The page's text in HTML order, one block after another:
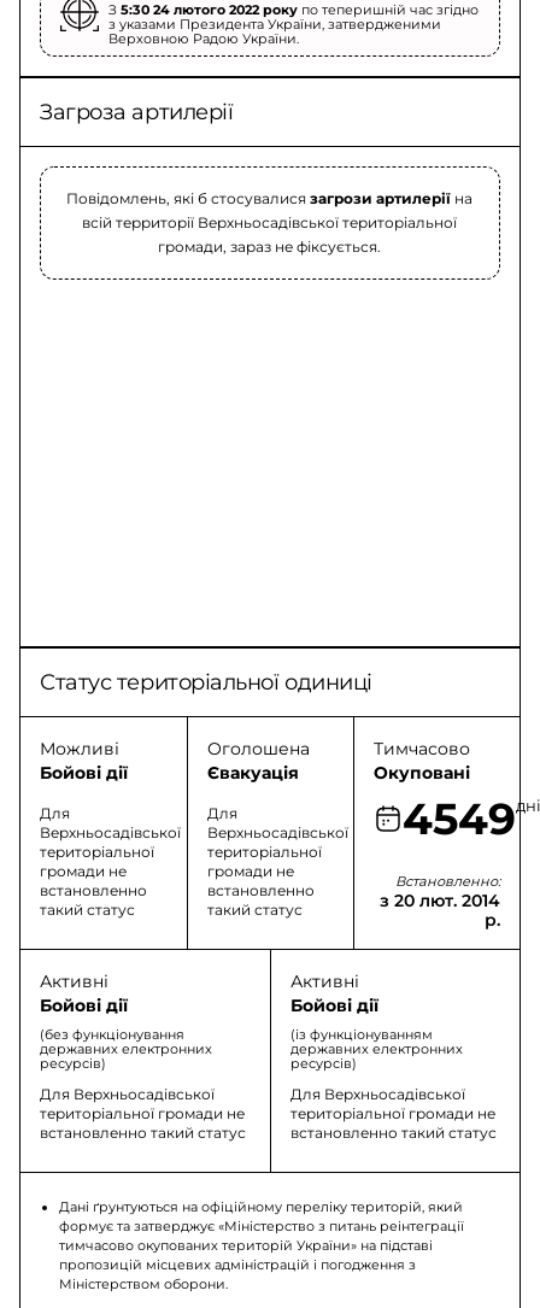
З 5:30 24 лютого 2022 року по теперишній час згідно
з указами Президента України, затвердженими
Верховною Радою України.
Загроза артилерії
Повідомлень, які б стосувалисязагрози артилерії на
всій территорії Верхньосадівської територіальної
громади, зараз не фіксується.
Статус територіальної одиниці
Можливі
Бойові дії
Для
Верхньосадівської
територіальної
громади не
встановленно
такий статус
Оголошена
Євакуація
Для
Верхньосадівської
територіальної
громади не
встановленно
такий статус
Тимчасово
Окуповані
4549
Встановленно:
з 20 лют. 2014
р.
Активні
Бойові дії
(без функціонування
державних електронних
ресурсів)
Для Верхньосадівської
територіальної громади не
встановленно такий статус
Активні
Бойові дії
(із функціонуванням
державних електронних
ресурсів)
Для Верхньосадівської
територіальної громади не
встановленно такий статус
Дані ґрунтуються на офіційному переліку територій, який
формує та затверджує «Міністерство з питань реінтеграції
тимчасово окупованих територій України» на підставі
пропозицій місцевих адміністрацій і погодження з
Міністерством оборони.